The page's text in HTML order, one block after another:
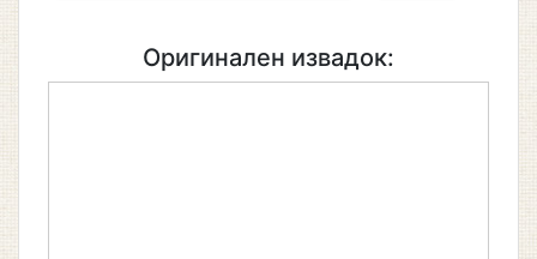
Оригинален извадок: